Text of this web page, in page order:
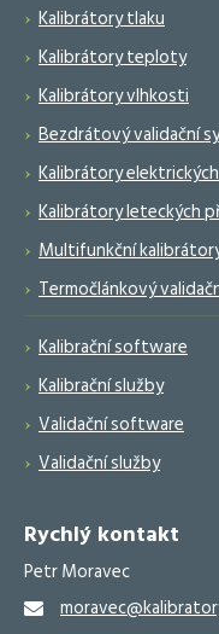
Kalibrátory tlaku
Kalibrátory teploty
Kalibrátory vlhkosti
Bezdrátový validační
Kalibrátory
Kalibrátory leteckých
Multifunkční
Termočlánkový
Kalibrační software
Kalibrační služby
Validační software
Validační služby
Rychlý kontakt
Petr Moravec